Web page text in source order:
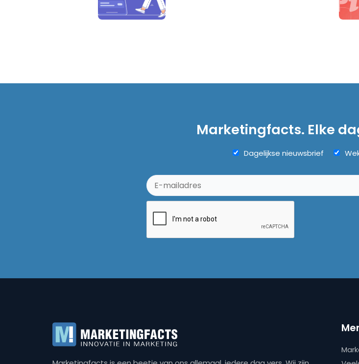
Marketingfacts. Elke
Dagelijkse nieuwsbrief